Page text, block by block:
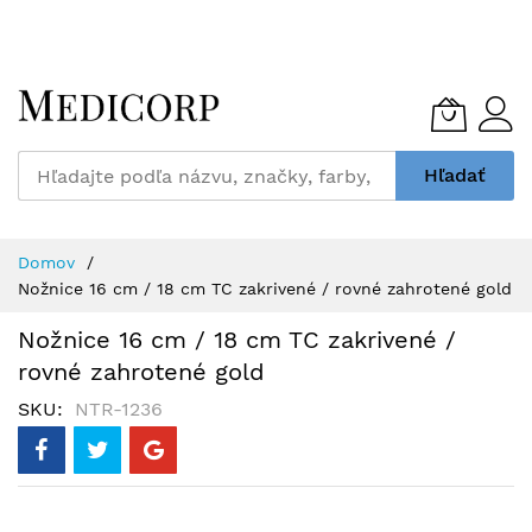
to
Content
Hľadať
Domov
Nožnice 16 cm / 18 cm TC zakrivené / rovné zahrotené gold
Nožnice 16 cm / 18 cm TC zakrivené /
rovné zahrotené gold
SKU NTR-1236